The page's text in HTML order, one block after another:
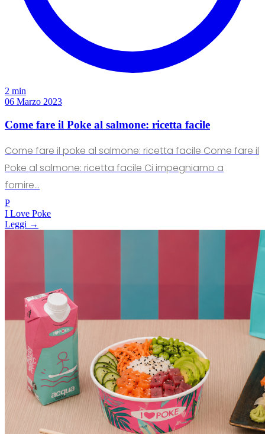
2 min
06 Marzo 2023
Come fare il Poke al salmone: ricetta facile
Come fare il poke al salmone: ricetta facile Come fare il
Poke al salmone: ricetta facile Ci impegniamo a
fornire...
P
I Love Poke
Leggi →